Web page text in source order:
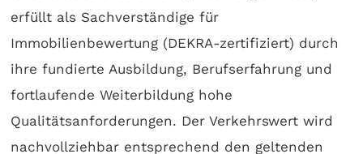
erfüllt als Sachverständige für
Immobilienbewertung (DEKRA-zertifiziert) durch
ihre fundierte Ausbildung, Berufserfahrung und
fortlaufende Weiterbildung hohe
Qualitätsanforderungen. Der Verkehrswert wird
nachvollziehbar entsprechend den geltenden